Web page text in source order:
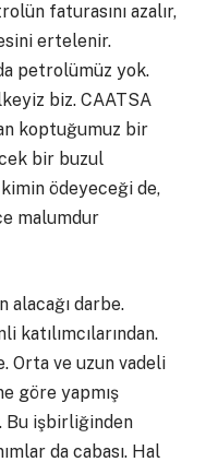
faturasını azalır,
ertelenir.
da petrolümüz yok.
biz. CAATSA
koptuğumuz bir
bir buzul
kimin ödeyeceği de,
malumdur
alacağı darbe.
katılımcılarından.
Orta ve uzun vadeli
göre yapmış
Bu işbirliğinden
da cabası. Hal